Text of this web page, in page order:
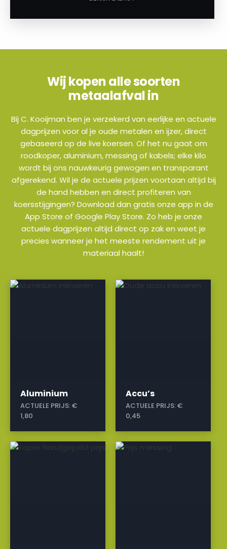
Wij kopen alle soorten
metaalafval in
Bij C. Kooijman ben je verzekerd van eerlijke en actuele
dagprijzen voor al je oude metalen en ijzer, direct
gebaseerd op de live koersen. Of het nu gaat om
roodkoper, aluminium, messing of kabels; elke kilo
wordt bij ons nauwkeurig gewogen en transparant
afgerekend. Wil je de actuele prijzen voortaan altijd bij
de hand hebben en direct profiteren van
koersstijgingen? Download dan gratis onze app in de
App Store of Google Play Store. Zo heb je onze
actuele dagprijzen altijd direct op zak en weet je
precies wanneer je het meeste rendement uit je
materiaal haalt!
Aluminium
ACTUELE PRIJS:€
1,80
a
Accu’s
ACTUELE PRIJS:€
0,45
a
a a